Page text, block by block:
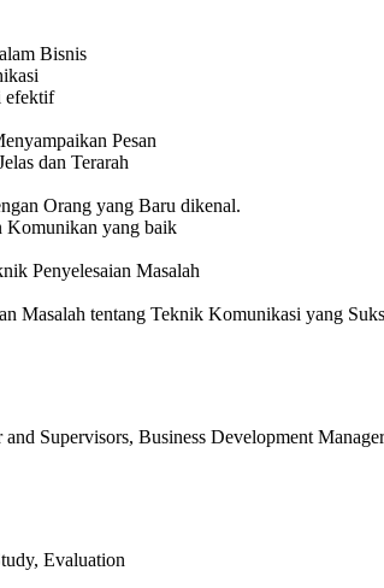
Bisnis
efektif
Pesan
dan Terarah
Orang yang Baru dikenal.
Komunikan yang baik
Penyelesaian Masalah
Masalah tentang Teknik Komunikasi yang
Supervisors, Business Development
Evaluation